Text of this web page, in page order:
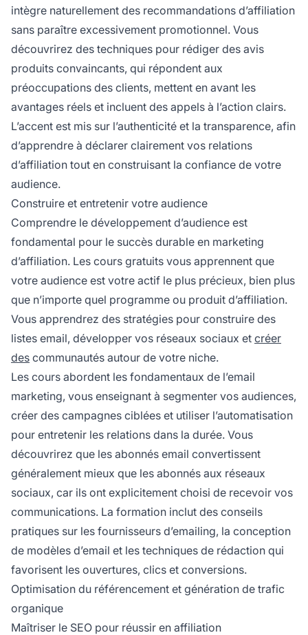
intègre naturellement des recommandations d’affiliation
sans paraître excessivement promotionnel. Vous
découvrirez des techniques pour rédiger des avis
produits convaincants, qui répondent aux
préoccupations des clients, mettent en avant les
avantages réels et incluent des appels à l’action clairs.
L’accent est mis sur l’authenticité et la transparence, afin
d’apprendre à déclarer clairement vos relations
d’affiliation tout en construisant la confiance de votre
audience.
Construire et entretenir votre audience
Comprendre le développement d’audience est
fondamental pour le succès durable en marketing
d’affiliation. Les cours gratuits vous apprennent que
votre audience est votre actif le plus précieux, bien plus
que n’importe quel programme ou produit d’affiliation.
Vous apprendrez des stratégies pour construire des
listes email, développer vos réseaux sociaux et créer
des communautés autour de votre niche.
Les cours abordent les fondamentaux de l’email
marketing, vous enseignant à segmenter vos audiences,
créer des campagnes ciblées et utiliser l’automatisation
pour entretenir les relations dans la durée. Vous
découvrirez que les abonnés email convertissent
généralement mieux que les abonnés aux réseaux
sociaux, car ils ont explicitement choisi de recevoir vos
communications. La formation inclut des conseils
pratiques sur les fournisseurs d’emailing, la conception
de modèles d’email et les techniques de rédaction qui
favorisent les ouvertures, clics et conversions.
Optimisation du référencement et génération de trafic
organique
Maîtriser le SEO pour réussir en affiliation